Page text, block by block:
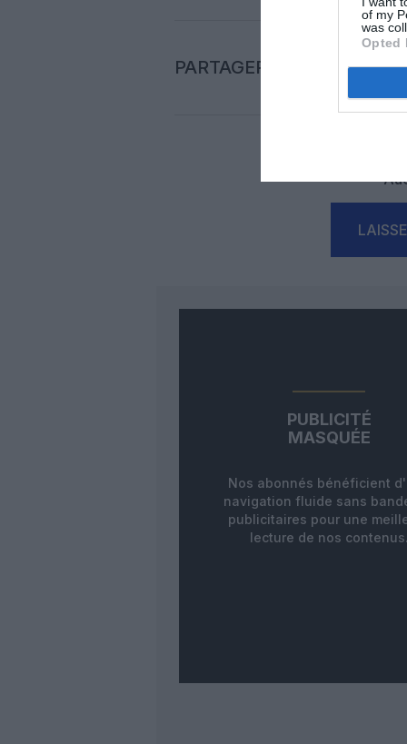
of my
was
Opted
PARTAGER L'ARTICLE
PUBLICITÉ
MASQUÉE
Nos abonnés bénéficient
navigation fluide sans
publicitaires pour une
lecture de nos contenus.